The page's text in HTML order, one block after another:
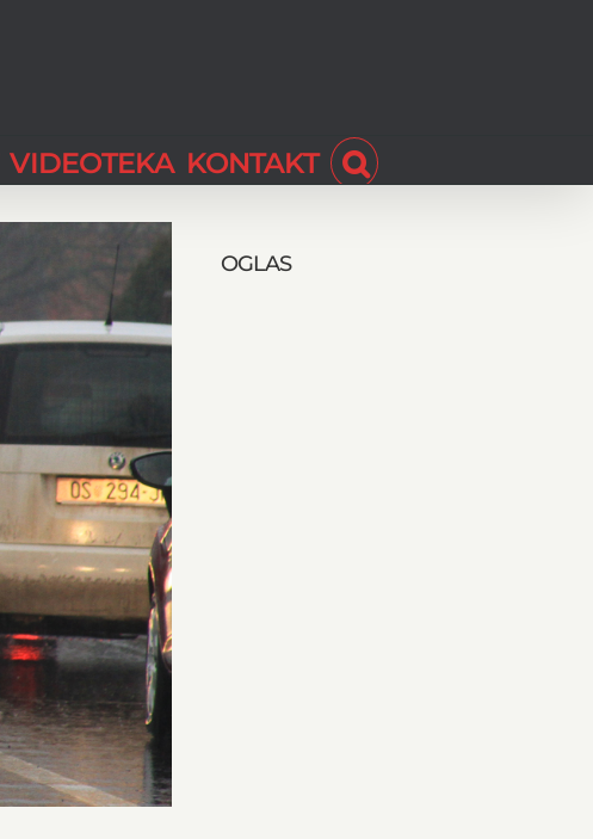
VIDEOTEKA KONTAKT
OGLAS